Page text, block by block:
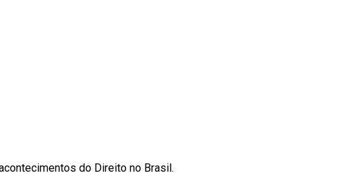
do Direito no Brasil.